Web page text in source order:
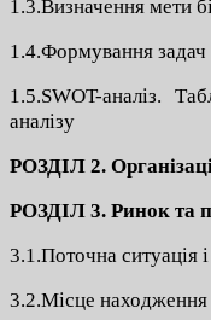
1.3.Визначення мети
1.4.Формування задач
1.5.SWOT-аналіз.
аналізу
РОЗДІЛ 2.
РОЗДІЛ 3. Ринок та
3.1.Поточна ситуація
3.2.Місце